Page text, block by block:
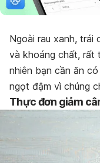
Ngoài rau xanh, trái
và khoáng chất, rất
nhiên bạn cần ăn
ngọt đậm vì chúng
Thực đơn giảm